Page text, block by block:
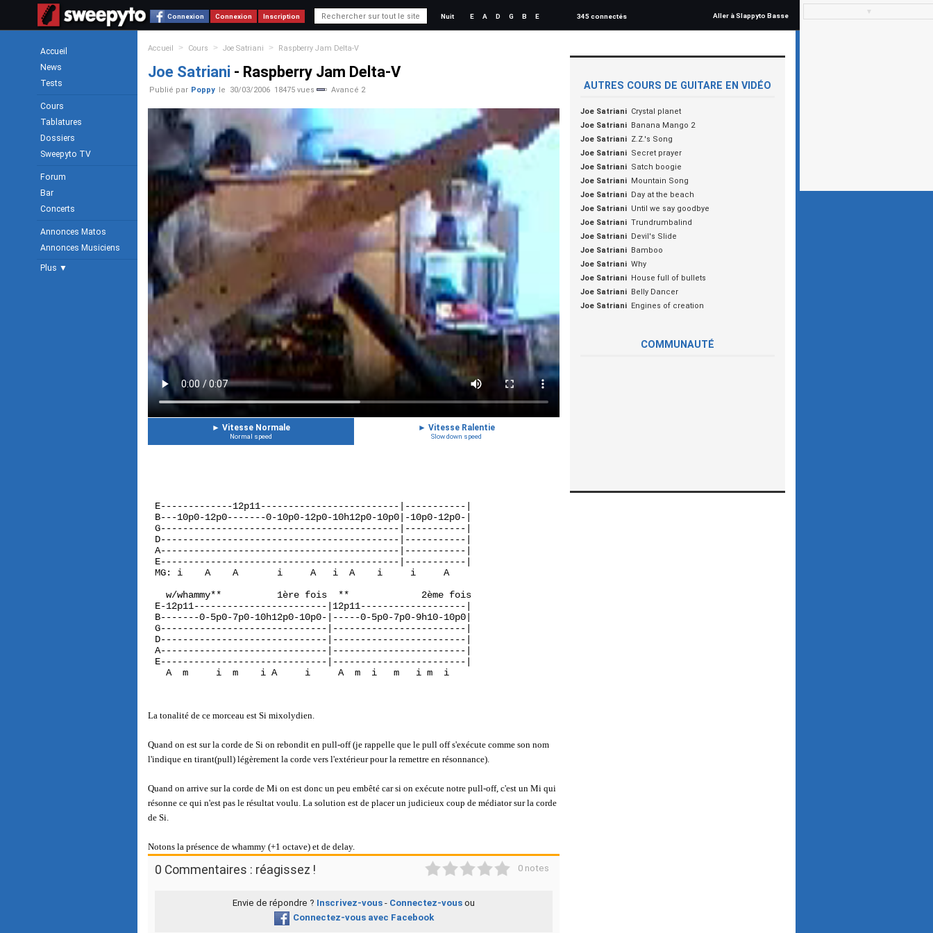
Connexion Connexion Inscription Nuit E A D G B E 345 connectés Aller à Slappyto Basse
Accueil
News
Tests
Cours
Tablatures
Dossiers
Sweepyto TV
Forum
Bar
Concerts
Annonces Matos
Annonces Musiciens
Plus ▼
Accueil > Cours > Joe Satriani > Raspberry Jam Delta-V
Joe Satriani - Raspberry Jam Delta-V
Publié par Poppy le 30/03/2006 18475 vues Avancé 2
► Vitesse Normale
Normal speed
► Vitesse Ralentie
Slow down speed
E-------------12p11-------------------------|-----------|
B---10p0-12p0-------0-10p0-12p0-10h12p0-10p0|-10p0-12p0-|
G-------------------------------------------|-----------|
D-------------------------------------------|-----------|
A-------------------------------------------|-----------|
E-------------------------------------------|-----------|
MG: i    A    A       i     A   i  A    i     i     A
  w/whammy**          1ère fois  **             2ème fois
E-12p11------------------------|12p11-------------------|
B-------0-5p0-7p0-10h12p0-10p0-|-----0-5p0-7p0-9h10-10p0|
G------------------------------|------------------------|
D------------------------------|------------------------|
A------------------------------|------------------------|
E------------------------------|------------------------|
  A  m     i  m    i A     i     A  m  i   m   i m  i
La tonalité de ce morceau est Si mixolydien.
Quand on est sur la corde de Si on rebondit en pull-off (je rappelle que le pull off s'exécute comme son nom
l'indique en tirant(pull) légèrement la corde vers l'extérieur pour la remettre en résonnance).
Quand on arrive sur la corde de Mi on est donc un peu embêté car si on exécute notre pull-off, c'est un Mi qui
résonne ce qui n'est pas le résultat voulu. La solution est de placer un judicieux coup de médiator sur la corde
de Si.
Notons la présence de whammy (+1 octave) et de delay.
0 Commentaires : réagissez ! 0 notes
Envie de répondre ? Inscrivez-vous - Connectez-vous ou
Connectez-vous avec Facebook
AUTRES COURS DE GUITARE EN VIDÉO
Joe Satriani Crystal planet
Joe Satriani Banana Mango 2
Joe Satriani Z.Z.'s Song
Joe Satriani Secret prayer
Joe Satriani Satch boogie
Joe Satriani Mountain Song
Joe Satriani Day at the beach
Joe Satriani Until we say goodbye
Joe Satriani Trundrumbalind
Joe Satriani Devil's Slide
Joe Satriani Bamboo
Joe Satriani Why
Joe Satriani House full of bullets
Joe Satriani Belly Dancer
Joe Satriani Engines of creation
COMMUNAUTÉ
▼